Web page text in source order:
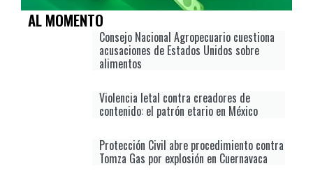
AL MOMENTO
Consejo Nacional Agropecuario cuestiona
acusaciones de Estados Unidos sobre
alimentos
Violencia letal contra creadores de
contenido: el patrón etario en México
Protección Civil abre procedimiento contra
Tomza Gas por explosión en Cuernavaca